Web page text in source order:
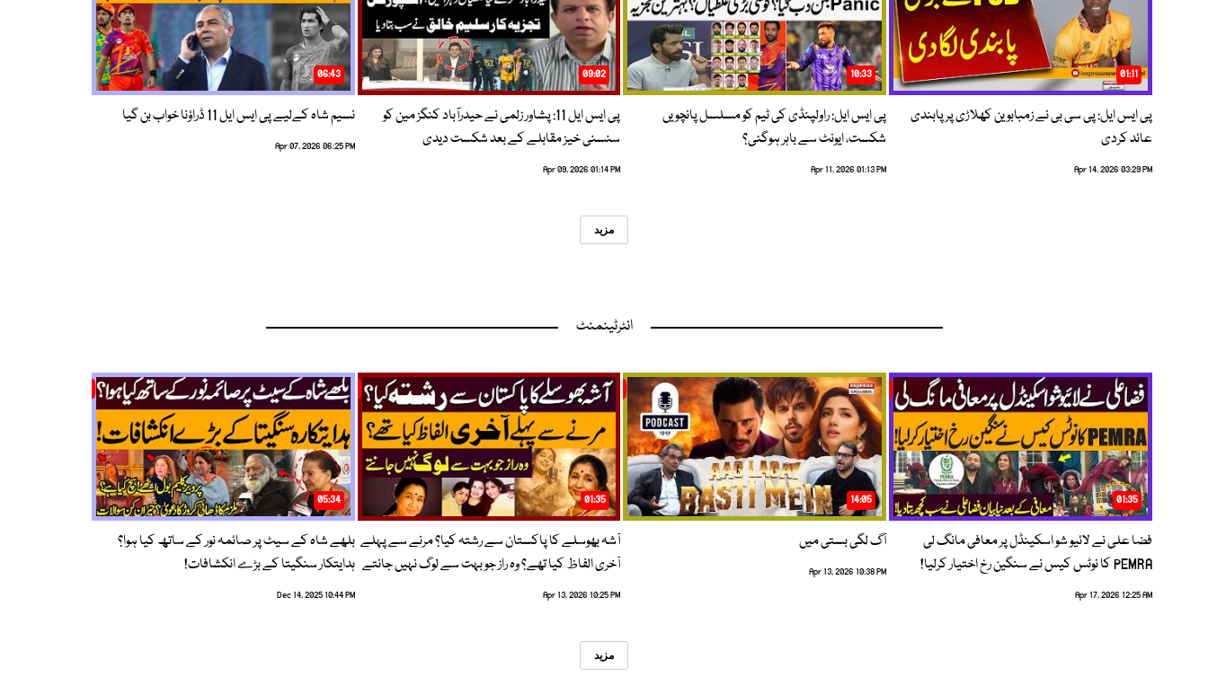
01:11
پی ایس ایل: پی سی بی نے زمبابوین کھلاڑی پر پابندی
عائد کردی
Apr 14, 2026 03:29 PM
10:33
پی ایس ایل: راولپنڈی کی ٹیم کو مسلسل پانچویں
شکست، ایونٹ سے باہر ہوگئی؟
Apr 11, 2026 01:13 PM
09:02
پی ایس ایل 11: پشاور زلمی نے حیدرآباد کنگز مین کو
سنسنی خیز مقابلے کے بعد شکست دیدی
Apr 09, 2026 01:14 PM
06:43
نسیم شاہ کےلیے پی ایس ایل 11 ڈراؤنا خواب بن گیا
Apr 07, 2026 06:25 PM
مزید
انٹرٹینمنٹ
01:35
فضا علی نے لائیو شو اسکینڈل پر معافی مانگ لی
PEMRA کا نوٹس کیس نے سنگین رخ اختیار کرلیا!
Apr 17, 2026 12:25 AM
14:05
آگ لگی بستی میں
Apr 13, 2026 10:38 PM
01:35
آشہ بھوسلے کا پاکستان سے رشتہ کیا؟ مرنے سے پہلے
آخری الفاظ کیا تھے؟ وہ راز جو بہت سے لوگ نہیں جانتے
Apr 13, 2026 10:25 PM
05:34
بلھے شاہ کے سیٹ پر صائمہ نور کے ساتھ کیا ہوا؟
ہدایتکار سنگیتا کے بڑے انکشافات!
Dec 14, 2025 10:44 PM
مزید